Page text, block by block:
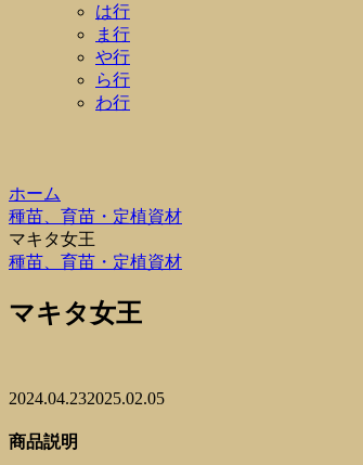
は行
ま行
や行
ら行
わ行
ホーム
種苗、育苗・定植資材
マキタ女王
種苗、育苗・定植資材
マキタ女王
2024.04.232025.02.05
商品説明